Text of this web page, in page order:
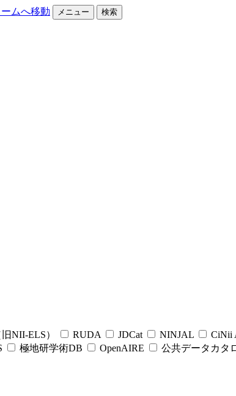
ムへ移動 メニュー 検索
NII-ELS） RUDA JDCat NINJAL CiNii
極地研学術DB OpenAIRE 公共データカタ